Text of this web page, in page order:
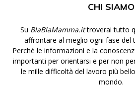
CHI SIAMO
Su BlaBlaMamma.ittroverai tutto
affrontare al meglio ogni fase del
Perché le informazioni e la
importanti per orientarsi e per non
le mille difficoltà del lavoro più
mondo.